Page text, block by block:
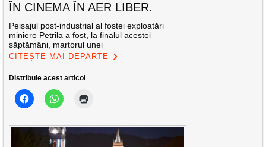
ÎN CINEMA ÎN AER LIBER.
Peisajul post-industrial al fostei exploatări
miniere Petrila a fost, la finalul acestei
săptămâni, martorul unei
CITEȘTE MAI DEPARTE
Distribuie acest articol